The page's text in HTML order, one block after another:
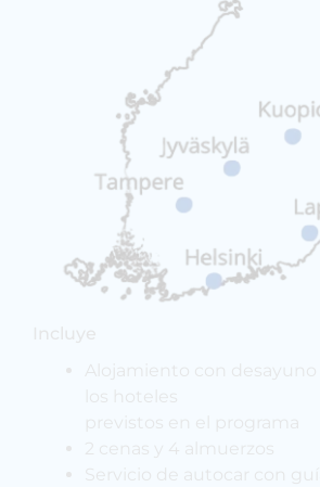
Incluye
Alojamiento con
los hoteles
previstos en el programa
2 cenas y 4 almuerzos
Servicio de autocar con